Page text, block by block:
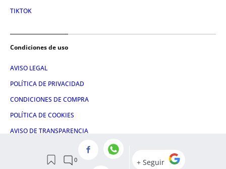
TIKTOK
Condiciones de uso
AVISO LEGAL
POLÍTICA DE PRIVACIDAD
CONDICIONES DE COMPRA
POLÍTICA DE COOKIES
AVISO DE TRANSPARENCIA